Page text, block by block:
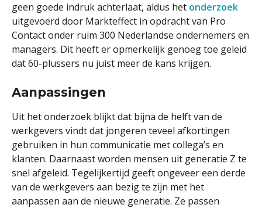
geen goede indruk achterlaat, aldus het onderzoek
uitgevoerd door Markteffect in opdracht van Pro
Contact onder ruim 300 Nederlandse ondernemers en
managers. Dit heeft er opmerkelijk genoeg toe geleid
dat 60-plussers nu juist meer de kans krijgen.
Aanpassingen
Uit het onderzoek blijkt dat bijna de helft van de
werkgevers vindt dat jongeren teveel afkortingen
gebruiken in hun communicatie met collega’s en
klanten. Daarnaast worden mensen uit generatie Z te
snel afgeleid. Tegelijkertijd geeft ongeveer een derde
van de werkgevers aan bezig te zijn met het
aanpassen aan de nieuwe generatie. Ze passen